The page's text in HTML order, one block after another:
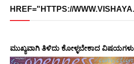
HREF="HTTPS://
ಮುಖ್ಯವಾಗಿ ತಿಳಿದು ಕೋಳ್ಳಬೇಕಾದ ವಿಷಯಗಳು